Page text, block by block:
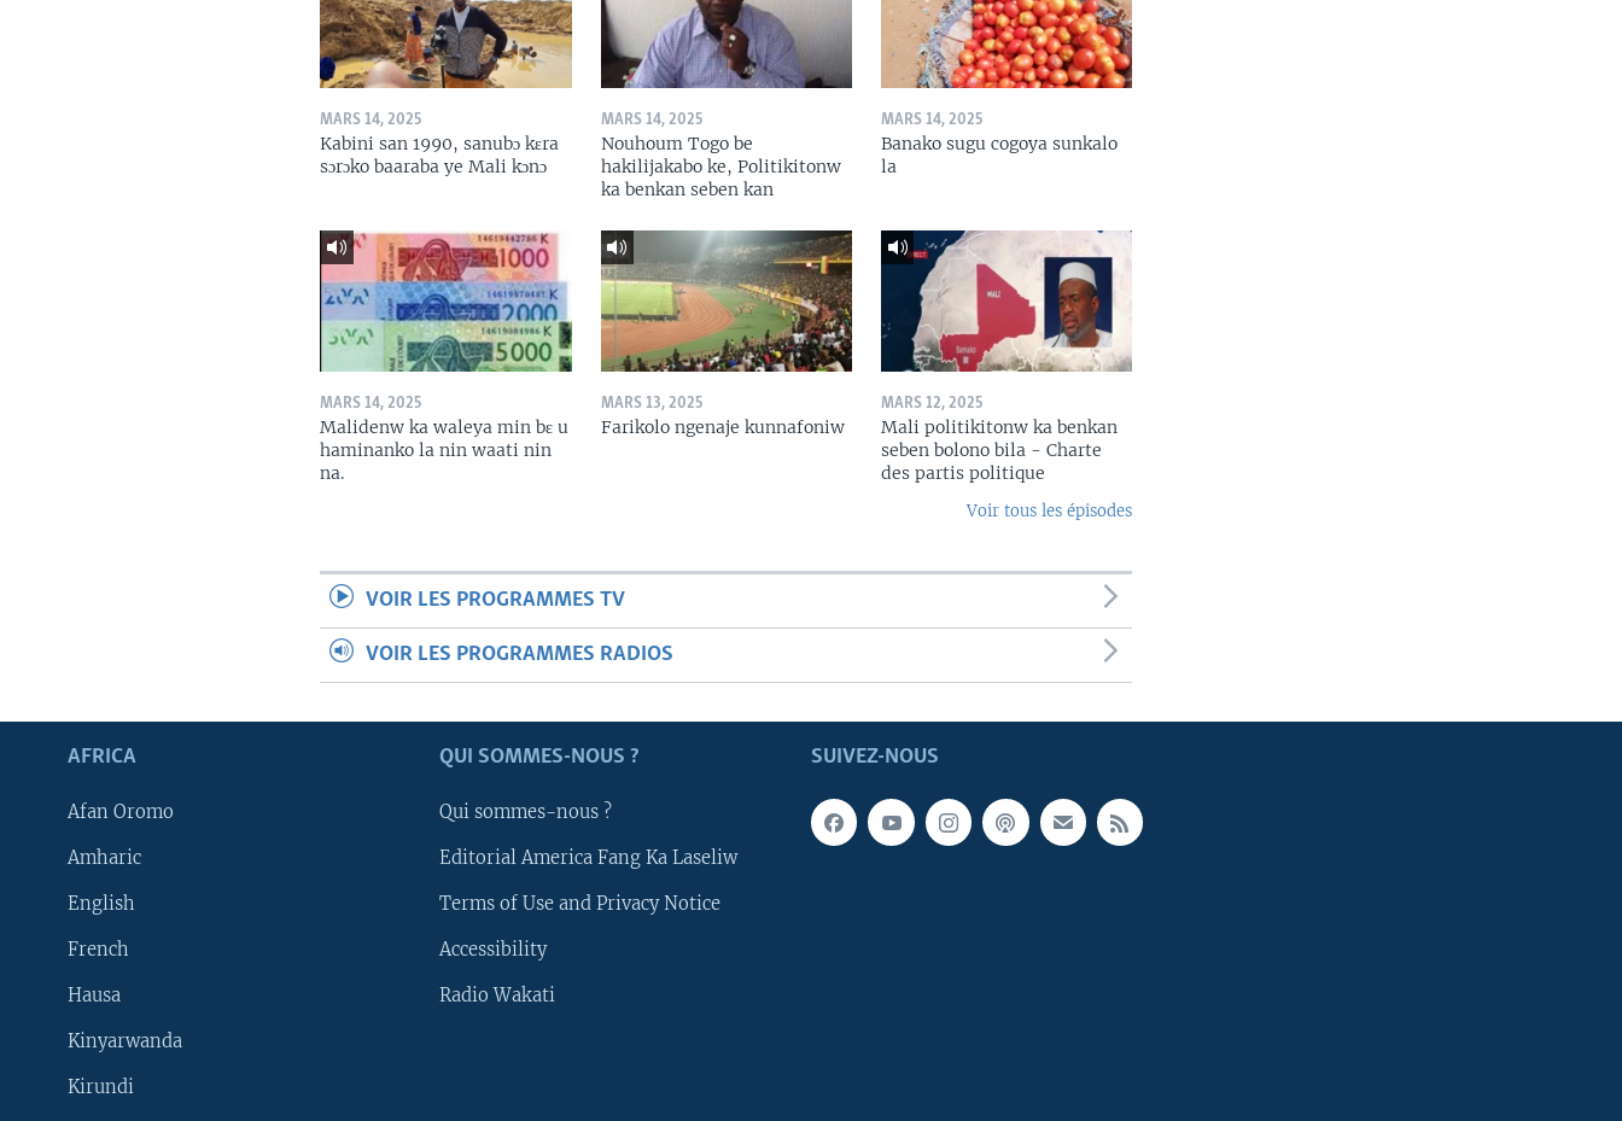
MARS 14, 2025
Kabini san 1990, sanubɔ kɛra
sɔrɔko baaraba ye Mali kɔnɔ
MARS 14, 2025
Nouhoum Togo be
hakilijakabo ke, Politikitonw
ka benkan seben kan
MARS 14, 2025
Banako sugu cogoya sunkalo
la
MARS 14, 2025
Malidenw ka waleya min bɛ u
haminanko la nin waati nin
na.
MARS 13, 2025
Farikolo ngenaje kunnafoniw
MARS 12, 2025
Mali politikitonw ka benkan
seben bolono bila - Charte
des partis politique
Voir tous les épisodes
VOIR LES PROGRAMMES TV
VOIR LES PROGRAMMES RADIOS
SUIVEZ-NOUS
AFRICA
Afan Oromo
Amharic
English
French
Hausa
Kinyarwanda
Kirundi
QUI SOMMES-NOUS ?
Qui sommes-nous ?
Editorial America Fang Ka Laseliw
Terms of Use and Privacy Notice
Accessibility
Radio Wakati